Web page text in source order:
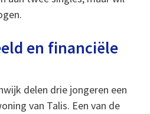
en financiële
delen drie jongeren een
van Talis. Een van de